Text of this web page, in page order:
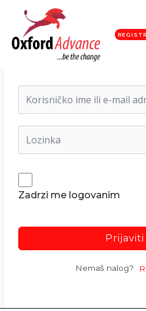
Dobrodošli nazad!
Zadrzi me logovanim
Prijaviti
Nemaš nalog?